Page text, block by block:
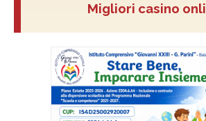
Migliori casino